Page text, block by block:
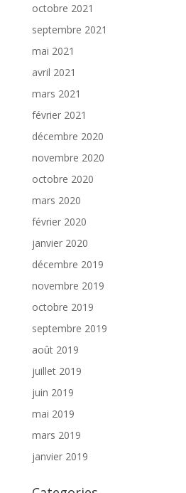
octobre 2021
septembre 2021
mai 2021
avril 2021
mars 2021
février 2021
décembre 2020
novembre 2020
octobre 2020
mars 2020
février 2020
janvier 2020
décembre 2019
novembre 2019
octobre 2019
septembre 2019
août 2019
juillet 2019
juin 2019
mai 2019
mars 2019
janvier 2019